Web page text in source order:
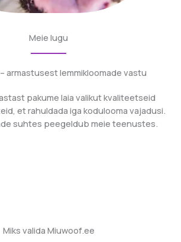
Meie lugu
armastusest lemmikloomade vastu
pakume laia valikut kvaliteetseid
et rahuldada iga kodulooma vajadusi.
suhtes peegeldub meie teenustes.
Miks valida Miuwoof.ee